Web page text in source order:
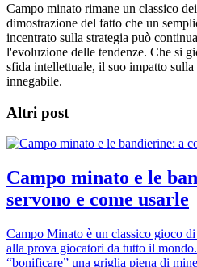
Campo minato rimane un classico
dimostrazione del fatto che un
incentrato sulla strategia può
l'evoluzione delle tendenze. Che si
sfida intellettuale, il suo impatto
innegabile.
Altri post
Campo minato e le
servono e come usarle
Campo Minato è un classico gioco
alla prova giocatori da tutto il
“bonificare” una griglia piena di